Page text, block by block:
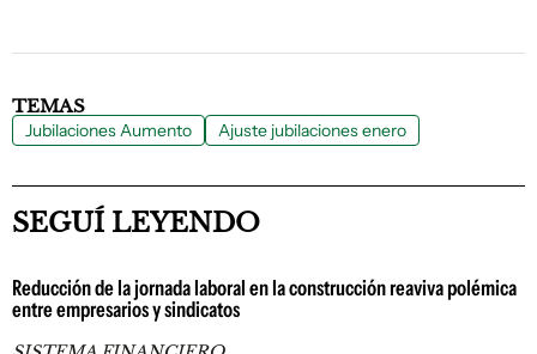
TEMAS
Jubilaciones Aumento Ajuste jubilaciones enero
SEGUÍ LEYENDO
Reducción de la jornada laboral en la construcción reaviva polémica
entre empresarios y sindicatos